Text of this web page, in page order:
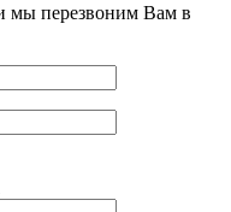
мы перезвоним Вам в